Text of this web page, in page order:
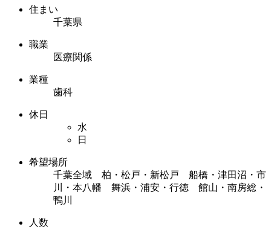
住まい
千葉県
職業
医療関係
業種
歯科
休日
水
日
希望場所
千葉全域 柏・松戸・新松戸 船橋・津田沼・市
川・本八幡 舞浜・浦安・行徳 館山・南房総・
鴨川
人数